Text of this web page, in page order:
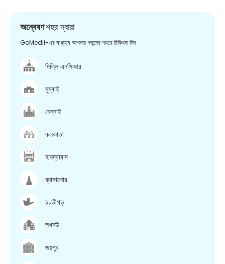
অন্বেষণশহর দ্বারা
GoMedii-এর মাধ্যমে আপনার পছন্দের শহরে চিকিৎসা নিন
দিল্লি এনসিআর
মুম্বাই
চেন্নাই
কলকাতা
হায়দ্রাবাদ
ব্যাঙ্গালোর
চণ্ডীগড়
লখনউ
জয়পুর